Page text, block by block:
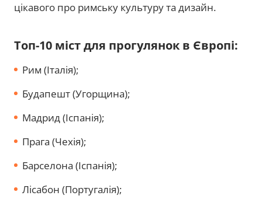
цікавого про римську культуру та дизайн.
Топ-10 міст для прогулянок в Європі:
Рим (Італія);
Будапешт (Угорщина);
Мадрид (Іспанія);
Прага (Чехія);
Барселона (Іспанія);
Лісабон (Португалія);